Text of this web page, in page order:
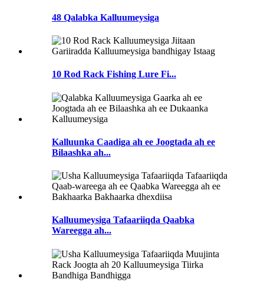
48 Qalabka Kalluumeysiga
10 Rod Rack Fishing Lure Fi...
Kalluunka Caadiga ah ee Joogtada ah ee
Bilaashka ah...
Kalluumeysiga Tafaariiqda Qaabka
Wareegga ah...